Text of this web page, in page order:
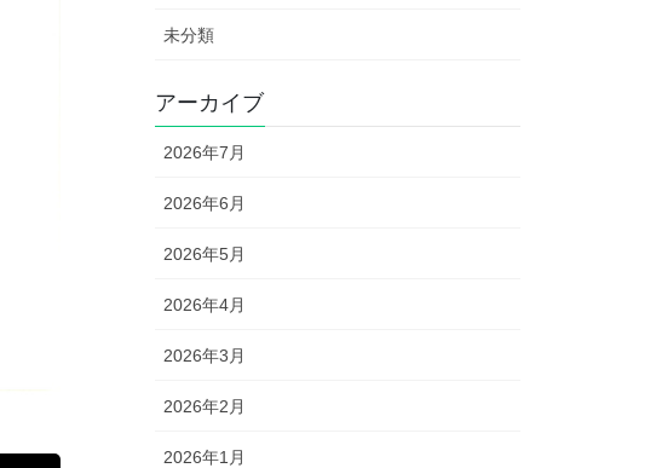
未分類
アーカイブ
2026年7月
2026年6月
2026年5月
2026年4月
2026年3月
2026年2月
2026年1月